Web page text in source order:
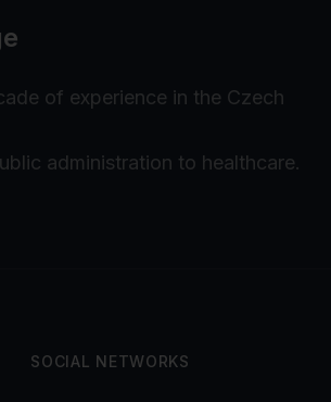
of experience in the Czech
administration to healthcare.
SOCIAL NETWORKS